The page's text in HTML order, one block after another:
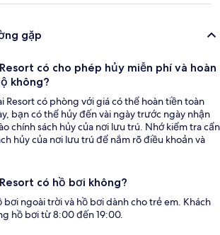
gặp
có cho phép hủy miễn phí và hoàn
không?
Resort có phòng với giá có thể hoàn tiền toàn
bạn có thể hủy đến vài ngày trước ngày nhận
chính sách hủy của nơi lưu trú. Nhớ kiểm tra cẩn
hủy của nơi lưu trú để nắm rõ điều khoản và
có hồ bơi không?
bơi ngoài trời và hồ bơi dành cho trẻ em. Khách
hồ bơi từ 8:00 đến 19:00.